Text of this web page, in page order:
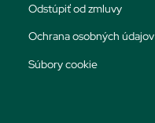
Odstúpiť od zmluvy
Ochrana osobných údajov
Súbory cookie